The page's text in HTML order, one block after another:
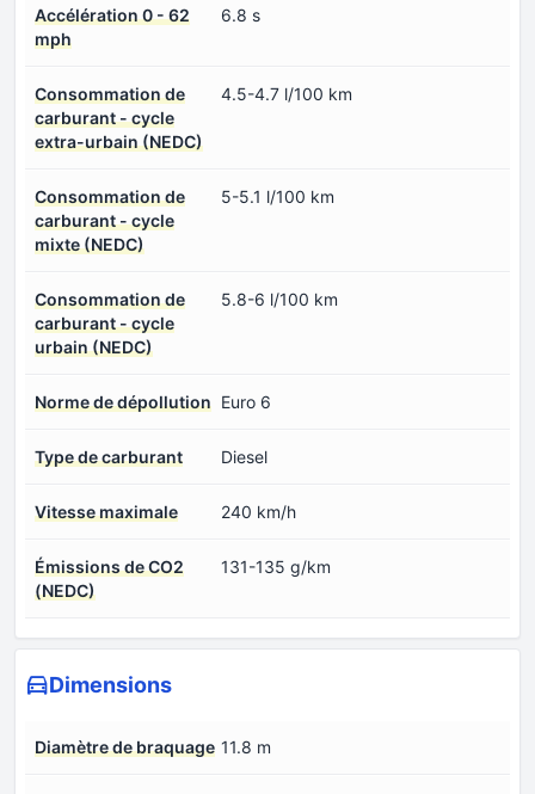
Accélération 0 - 62
mph
6.8 s
Consommation de
carburant - cycle
extra-urbain (NEDC)
4.5-4.7 l/100 km
Consommation de
carburant - cycle
mixte (NEDC)
5-5.1 l/100 km
Consommation de
carburant - cycle
urbain (NEDC)
5.8-6 l/100 km
Norme de dépollution Euro 6
Type de carburant Diesel
Vitesse maximale 240 km/h
Émissions de CO2
(NEDC)
131-135 g/km
Dimensions
Diamètre de braquage 11.8 m